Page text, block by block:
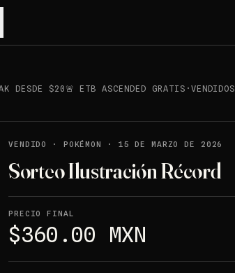
DESDE $20🚨 ETB ASCENDED GRATIS · VENDIDOS
VENDIDO · POKÉMON · 15 DE MARZO DE 2026
Sorteo Ilustración Récord
PRECIO FINAL
$360.00 MXN